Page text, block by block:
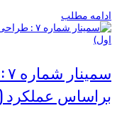
ادامه مطلب
براساس عملکرد